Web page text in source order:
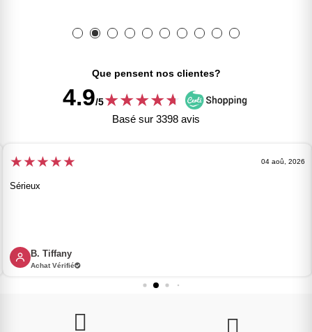
Que pensent nos clientes?
4.9/5★★★★★
★
Basé sur 3398 avis
★★★★★ 04 aoû, 2026
Sérieux
B. Tiffany
Achat Vérifié